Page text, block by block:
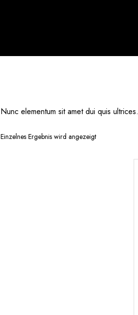
Nunc elementum sit amet dui quis ultrices.
Einzelnes Ergebnis wird angezeigt